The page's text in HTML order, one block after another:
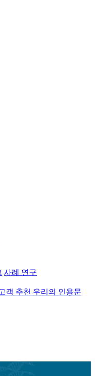
사례 연구
객 추천 우리의 인용문